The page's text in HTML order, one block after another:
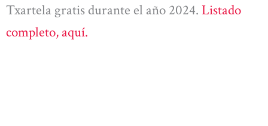
Txartela gratis durante el año 2024. Listado
completo, aquí.